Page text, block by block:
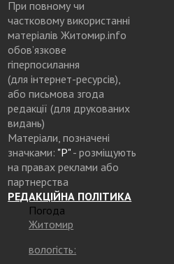
При повному чи
частковому використанні
матеріалів Житомир.info
обов’язкове
гіперпосилання
(для інтернет-ресурсів),
або письмова згода
редакції (для друкованих
видань)
Матеріали, позначені
значками: "Р"- розміщують
на правах реклами або
партнерства
РЕДАКЦІЙНА ПОЛІТИКА
Погода
Житомир
вологість: